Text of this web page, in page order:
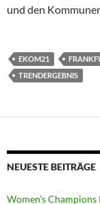
und den
EKOM21
TRENDERGEBNIS
NEUESTE BEITRÄGE
Women’s